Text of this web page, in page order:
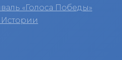
«Голоса Победы»
Истории